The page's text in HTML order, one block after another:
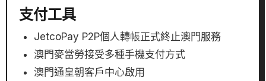
支付工具
JetcoPay P2P個人轉帳正式終止澳門服務
澳門麥當勞接受多種手機支付方式
澳門通皇朝客戶中心啟用